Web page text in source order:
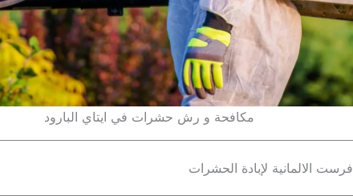
مكافحة و رش حشرات في ايتاي البارود
فرست الالمانية لإبادة الحشرات